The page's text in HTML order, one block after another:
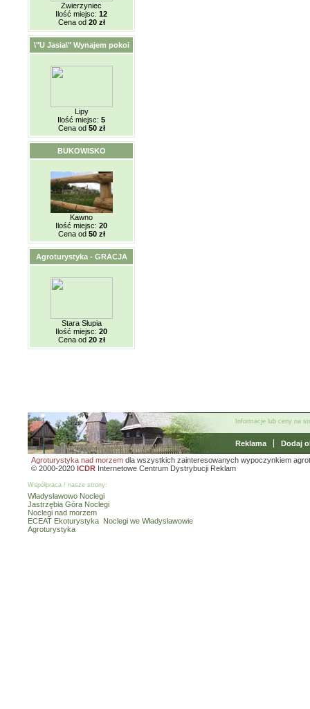
Zwierzyniec
Ilość miejsc: 12
Cena od 20 zł
\"U Jasia\" Wynajem pokoi
Lipy
Ilość miejsc: 5
Cena od 50 zł
BUKOWISKO
Kawno
Ilość miejsc: 20
Cena od 50 zł
Agroturystyka - GRACJA
Stara Słupia
Ilość miejsc: 20
Cena od 20 zł
Informacje lub ceny na
Reklama
Dodaj
Agroturystyka nad morzem dla wszystkich zainteresowanych wypoczynkiem
© 2000-2020 ICDR Internetowe Centrum Dystrybucji Reklam
Współpraca / nasze strony:
Władysławowo Noclegi
Jastrzębia Góra Noclegi
Noclegi nad morzem
ECEAT Ekoturystyka Noclegi we Władysławowie
Agroturystyka